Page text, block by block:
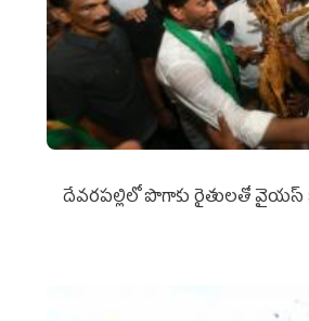
దేవరపల్లిలో పొగాకు రైతులతో